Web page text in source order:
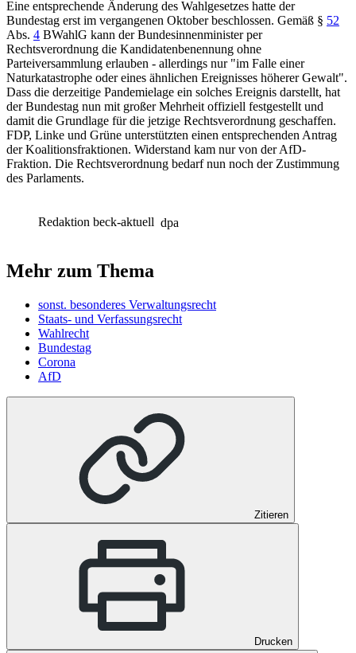
Eine entsprechende Änderung des Wahlgesetzes hatte der
Bundestag erst im vergangenen Oktober beschlossen. Gemäß § 52
Abs. 4 BWahlG kann der Bundesinnenminister per
Rechtsverordnung die Kandidatenbenennung ohne
Parteiversammlung erlauben - allerdings nur "im Falle einer
Naturkatastrophe oder eines ähnlichen Ereignisses höherer Gewalt".
Dass die derzeitige Pandemielage ein solches Ereignis darstellt, hat
der Bundestag nun mit großer Mehrheit offiziell festgestellt und
damit die Grundlage für die jetzige Rechtsverordnung geschaffen.
FDP, Linke und Grüne unterstützten einen entsprechenden Antrag
der Koalitionsfraktionen. Widerstand kam nur von der AfD-
Fraktion. Die Rechtsverordnung bedarf nun noch der Zustimmung
des Parlaments.
Redaktion beck-aktuell dpa
Mehr zum Thema
sonst. besonderes Verwaltungsrecht
Staats- und Verfassungsrecht
Wahlrecht
Bundestag
Corona
AfD
Zitieren
Drucken